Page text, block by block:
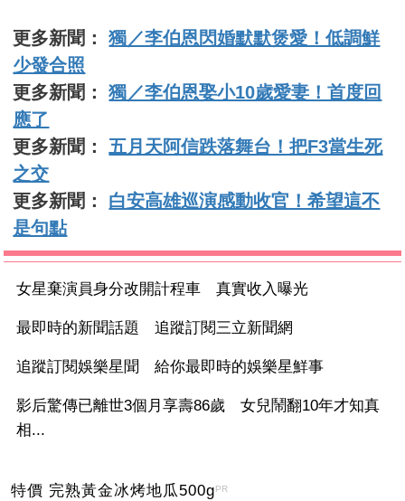
更多新聞：獨／李伯恩閃婚默默煲愛！低調鮮
少發合照
更多新聞：獨／李伯恩娶小10歲愛妻！首度回
應了
更多新聞： 五月天阿信跌落舞台！把F3當生死
之交
更多新聞： 白安高雄巡演感動收官！希望這不
是句點
女星棄演員身分改開計程車 真實收入曝光
最即時的新聞話題 追蹤訂閱三立新聞網
追蹤訂閱娛樂星聞 給你最即時的娛樂星鮮事
影后驚傳已離世3個月享壽86歲 女兒鬧翻10年才知真
相...
特價 完熟黃金冰烤地瓜500gPR